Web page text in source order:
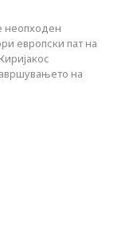
неопходен
европски пат на
на